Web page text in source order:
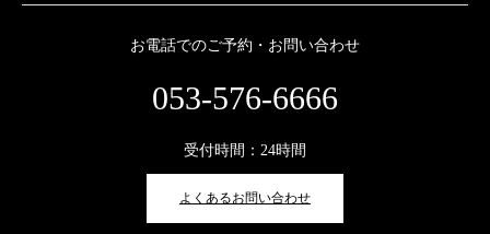
お電話でのご予約・お問い合わせ
053-576-6666
受付時間：24時間
よくあるお問い合わせ